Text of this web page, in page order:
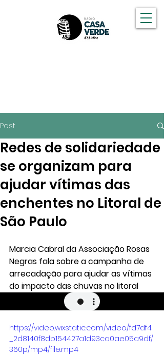
Post
Redes de solidariedade
se organizam para
ajudar vítimas das
enchentes no Litoral de
São Paulo
Marcia Cabral da Associação Rosas
Negras fala sobre a campanha de
arrecadação para ajudar as vítimas
do impacto das chuvas no litoral
https://video.wixstatic.com/video/fd7df4
_2d8140f8db154427a1d93ca0ae05a9df/
360p/mp4/file.mp4